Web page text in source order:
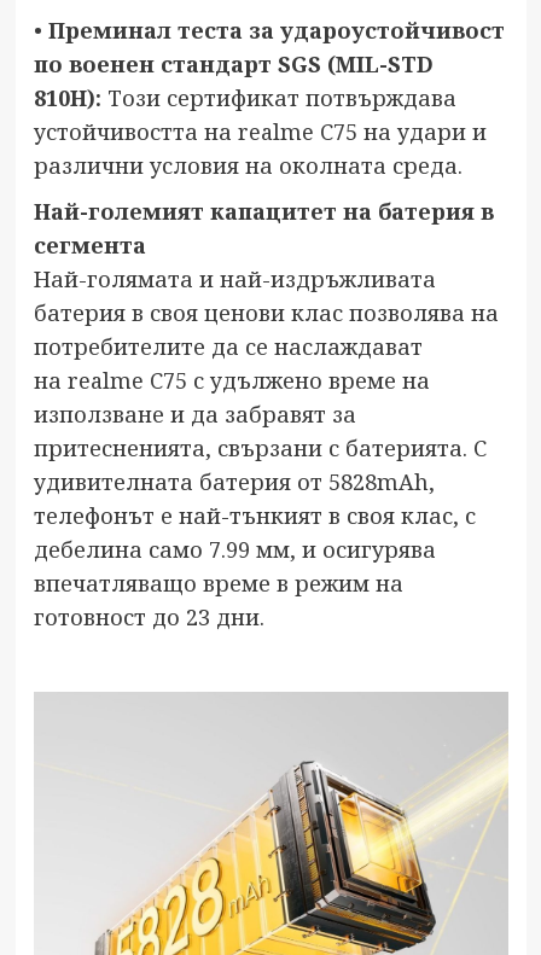
• Преминал теста за удароустойчивост
по военен стандарт SGS (MIL-STD
810H): Този сертификат потвърждава
устойчивостта на realme C75 на удари и
различни условия на околната среда.
Най-големият капацитет на батерия в
сегмента
Най-голямата и най-издръжливата
батерия в своя ценови клас позволява на
потребителите да се наслаждават
на realme C75 с удължено време на
използване и да забравят за
притесненията, свързани с батерията. С
удивителната батерия от 5828mAh,
телефонът е най-тънкият в своя клас, с
дебелина само 7.99 мм, и осигурява
впечатляващо време в режим на
готовност до 23 дни.